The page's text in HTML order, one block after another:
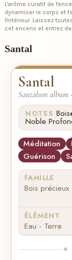
L'arôme curatif de
dynamiser le corps et
l'intérieur. Laissez
cet encens et entrez
Santal
Santal
Santalum album
NOTES
Noble·
Méditation
Guérison
FAMILLE
Bois précieux
ÉLÉMENT
Eau - Terre
✦